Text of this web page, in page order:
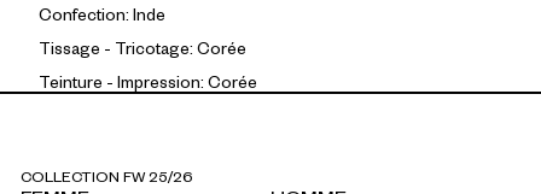
Confection: Inde
Tissage - Tricotage: Corée
Teinture - Impression: Corée
COLLECTION FW 25/26